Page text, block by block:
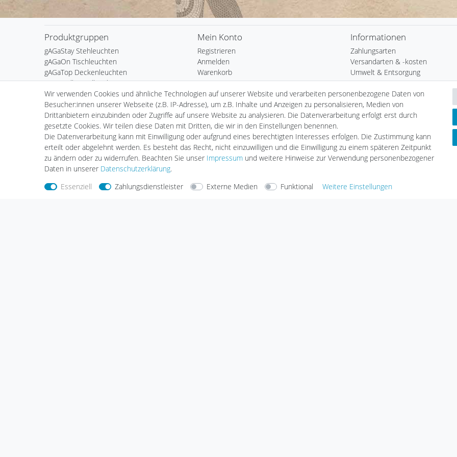
Produktgruppen
gAGaStay Stehleuchten
gAGaOn Tischleuchten
gAGaTop Deckenleuchten
gAGaWall Wandleuchten
gAGaOut Aussenleuchten
gAGaGips Gipsleuchten
gAGaTime Uhren
Mein Konto
Registrieren
Anmelden
Warenkorb
Kasse
Wunschliste
Informationen
Zahlungsarten
Versandarten & -kosten
Umwelt & Entsorgung
Nehmen SieKontaktmit uns auf Zahlungsarten Versandarten
Wir verwenden Cookies und ähnliche Technologien auf unserer Website und verarbeiten personenbezogene Daten von
Besucher:innen unserer Webseite (z.B. IP-Adresse), um z.B. Inhalte und Anzeigen zu personalisieren, Medien von
Drittanbietern einzubinden oder Zugriffe auf unsere Website zu analysieren. Die Datenverarbeitung erfolgt erst durch
gesetzte Cookies. Wir teilen diese Daten mit Dritten, die wir in den Einstellungen benennen.
Die Datenverarbeitung kann mit Einwilligung oder aufgrund eines berechtigten Interesses erfolgen. Die Zustimmung kann
erteilt oder abgelehnt werden. Es besteht das Recht, nicht einzuwilligen und die Einwilligung zu einem späteren Zeitpunkt
zu ändern oder zu widerrufen. Beachten Sie unser Impressum und weitere Hinweise zur Verwendung personenbezogener
Daten in unserer Daten­schutz­erklärung.
Essenziell
Zahlungsdienstleister Externe Medien Funktional Weitere Einstellungen